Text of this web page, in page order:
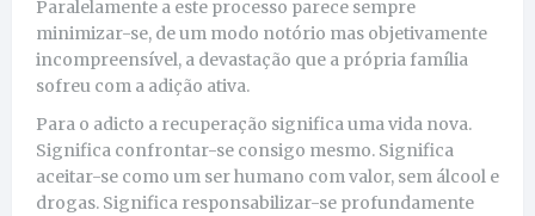
Paralelamente a este processo parece sempre
minimizar-se, de um modo notório mas objetivamente
incompreensível, a devastação que a própria família
sofreu com a adição ativa.
Para o adicto a recuperação significa uma vida nova.
Significa confrontar-se consigo mesmo. Significa
aceitar-se como um ser humano com valor, sem álcool e
drogas. Significa responsabilizar-se profundamente